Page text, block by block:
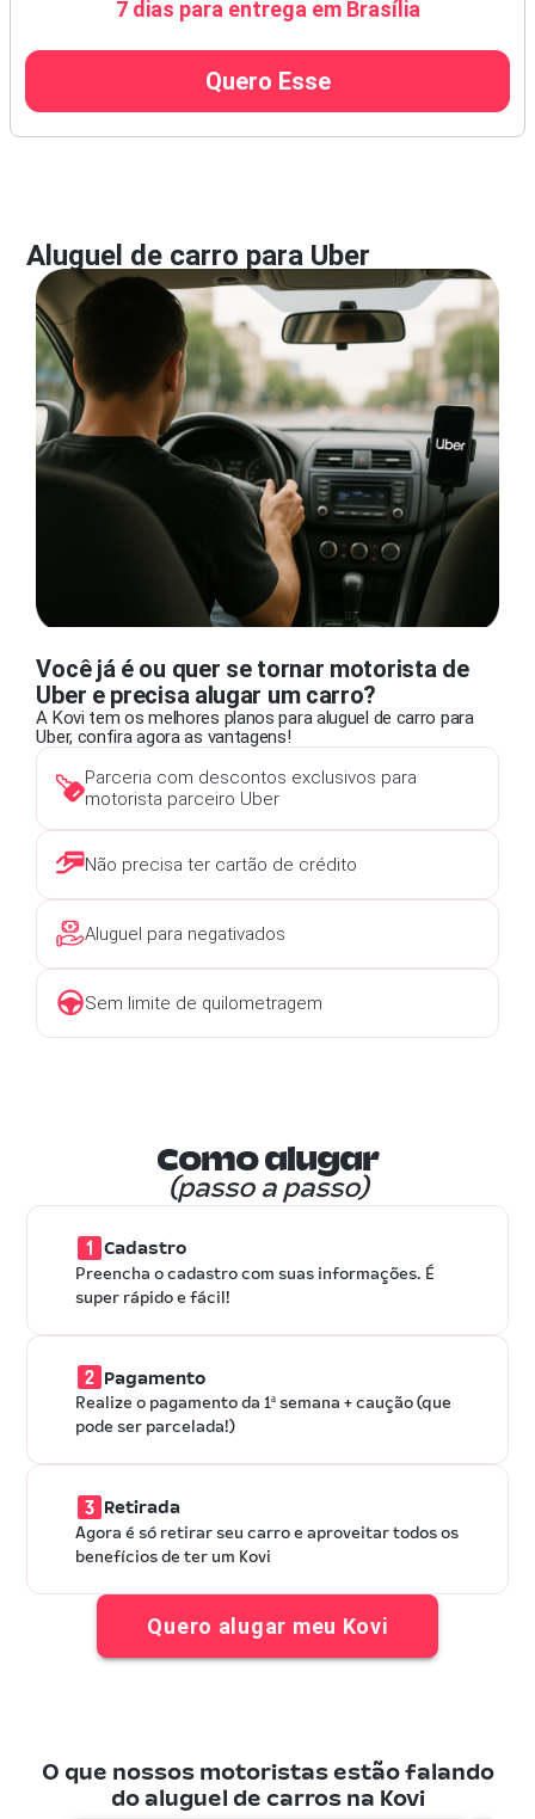
7 dias para entrega em Brasília
Quero Esse
Aluguel de carro para Uber
Você já é ou quer se tornar motorista de
Uber e precisa alugar um carro?
A Kovi tem os melhores planos para aluguel de carro para
Uber, confira agora as vantagens!
Parceria com descontos exclusivos para
motorista parceiro Uber
Não precisa ter cartão de crédito
Aluguel para negativados
Sem limite de quilometragem
Como alugar
(passo a passo)
Cadastro
Preencha o cadastro com suas informações. É
super rápido e fácil!
Pagamento
Realize o pagamento da 1ª semana + caução (que
pode ser parcelada!)
Retirada
Agora é só retirar seu carro e aproveitar todos os
benefícios de ter um Kovi
Quero alugar meu Kovi
O que nossos motoristas estão falando
do aluguel de carros na Kovi